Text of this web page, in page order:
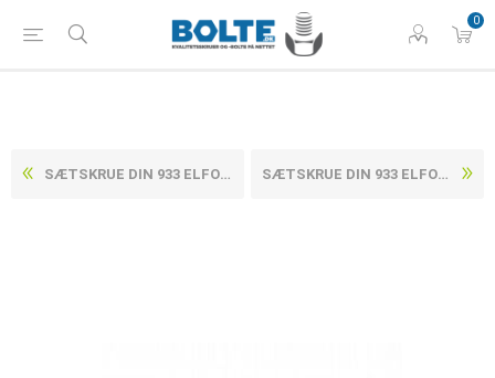
0
SÆTSKRUE DIN 933 ELFORZINKET (8 TLP + SL ) STÅL KL. 8.8 M8X30 (200 STK) SÆTSKRUE DIN 933 ELFORZINKET (8 TLP + SL ) STÅL KL. 8.8 M8X40 (200 STK)